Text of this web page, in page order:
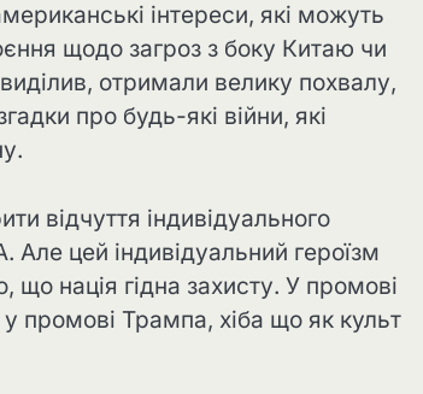
інтереси, які можуть
щодо загроз з боку Китаю чи
отримали велику похвалу,
про будь-які війни, які
відчуття індивідуального
Але цей індивідуальний героїзм
нація гідна захисту. У промові
промові Трампа, хіба що як культ